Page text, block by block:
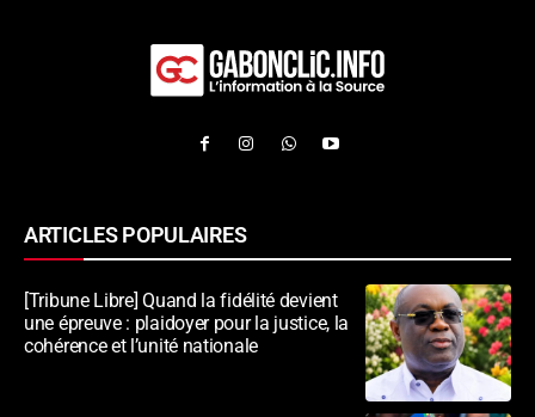
ARTICLES POPULAIRES
[Tribune Libre] Quand la fidélité devient
une épreuve : plaidoyer pour la justice, la
cohérence et l’unité nationale